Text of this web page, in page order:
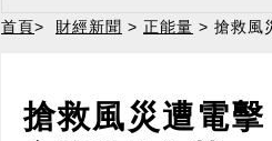
首頁> 財經新聞 > 正能量 > 搶救風
搶救風災遭電